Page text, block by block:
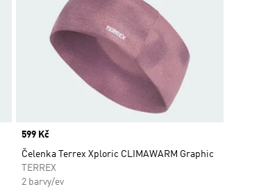
Price
599 Kč
Čelenka Terrex Xploric CLIMAWARM Graphic
TERREX
2 barvy/ev